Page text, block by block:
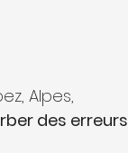
Alpes,
des erreurs